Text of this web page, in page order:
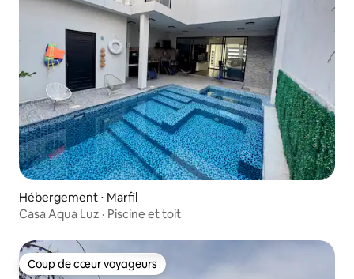
Hébergement ⋅ Marfil
Casa Aqua Luz · Piscine et toit
Coup de cœur voyageurs
Coup de cœur voyageurs